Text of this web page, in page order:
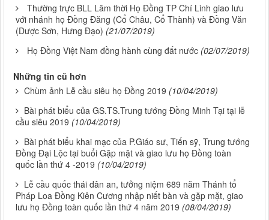
Thường trực BLL Lâm thời Họ Đồng TP Chí Linh giao lưu
với nhánh họ Đồng Đăng (Cổ Châu, Cổ Thành) và Đồng Văn
(Dược Sơn, Hưng Đạo) (21/07/2019)
Họ Đồng Việt Nam đồng hành cùng đất nước (02/07/2019)
Những tin cũ hơn
Chùm ảnh Lễ cầu siêu họ Đồng 2019 (10/04/2019)
Bài phát biểu của GS.TS.Trung tướng Đồng Minh Tại tại lễ
cầu siêu 2019 (10/04/2019)
Bài phát biểu khai mạc của P.Giáo sư, Tiến sỹ, Trung tướng
Đồng Đại Lộc tại buổi Gặp mặt và giao lưu họ Đồng toàn
quốc lần thứ 4 -2019 (10/04/2019)
Lễ cầu quốc thái dân an, tưởng niệm 689 năm Thánh tổ
Pháp Loa Đồng Kiên Cương nhập niết bàn và gặp mặt, giao
lưu họ Đồng toàn quốc lần thứ 4 năm 2019 (08/04/2019)